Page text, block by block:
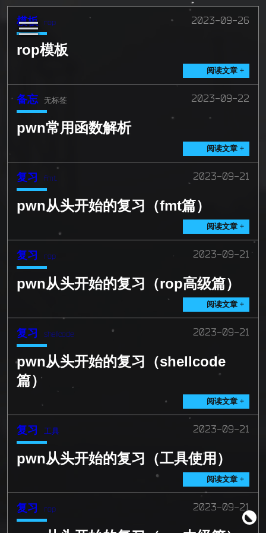
模板 rop 2023-09-26
rop模板
阅读文章 +
备忘 无标签 2023-09-22
pwn常用函数解析
阅读文章 +
复习 fmt 2023-09-21
pwn从头开始的复习（fmt篇）
阅读文章 +
复习 rop 2023-09-21
pwn从头开始的复习（rop高级篇）
阅读文章 +
复习 shellcode 2023-09-21
pwn从头开始的复习（shellcode
篇）
阅读文章 +
复习 工具 2023-09-21
pwn从头开始的复习（工具使用）
阅读文章 +
复习 rop 2023-09-21